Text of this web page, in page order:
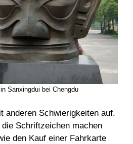
Sanxingdui bei Chengdu
anderen Schwierigkeiten auf.
Schriftzeichen machen
den Kauf einer Fahrkarte